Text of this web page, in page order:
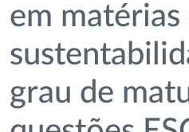
em matérias
grau de